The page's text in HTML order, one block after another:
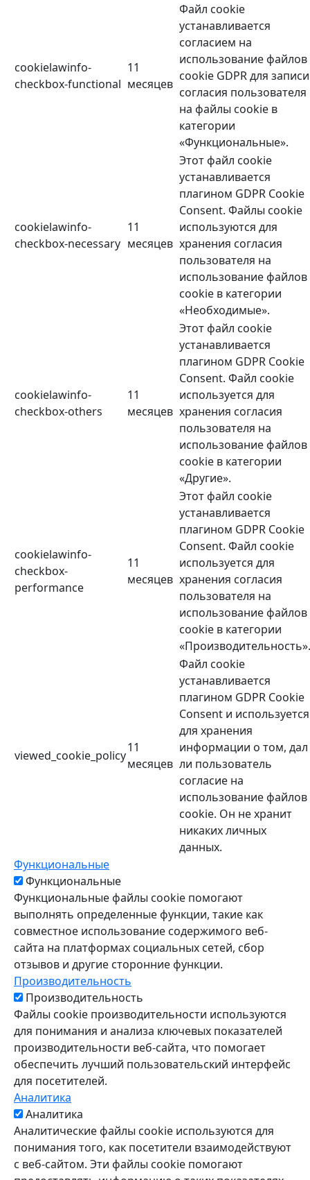
cookielawinfo-
checkbox-functional
11
месяцев
Файл cookie
устанавливается
согласием на
использование файлов
cookie GDPR для записи
согласия пользователя
на файлы cookie в
категории
«Функциональные».
cookielawinfo-
checkbox-necessary
11
месяцев
Этот файл cookie
устанавливается
плагином GDPR Cookie
Consent. Файлы cookie
используются для
хранения согласия
пользователя на
использование файлов
cookie в категории
«Необходимые».
cookielawinfo-
checkbox-others
11
месяцев
Этот файл cookie
устанавливается
плагином GDPR Cookie
Consent. Файл cookie
используется для
хранения согласия
пользователя на
использование файлов
cookie в категории
«Другие».
cookielawinfo-
checkbox-
performance
11
месяцев
Этот файл cookie
устанавливается
плагином GDPR Cookie
Consent. Файл cookie
используется для
хранения согласия
пользователя на
использование файлов
cookie в категории
«Производительность».
viewed_cookie_policy
11
месяцев
Файл cookie
устанавливается
плагином GDPR Cookie
Consent и используется
для хранения
информации о том, дал
ли пользователь
согласие на
использование файлов
cookie. Он не хранит
никаких личных
данных.
Функциональные
Функциональные
Функциональные файлы cookie помогают
выполнять определенные функции, такие как
совместное использование содержимого веб-
сайта на платформах социальных сетей, сбор
отзывов и другие сторонние функции.
Производительность
Производительность
Файлы cookie производительности используются
для понимания и анализа ключевых показателей
производительности веб-сайта, что помогает
обеспечить лучший пользовательский интерфейс
для посетителей.
Аналитика
Аналитика
Аналитические файлы cookie используются для
понимания того, как посетители взаимодействуют
с веб-сайтом. Эти файлы cookie помогают